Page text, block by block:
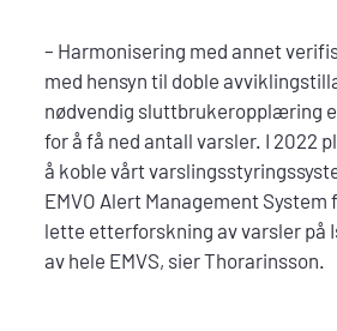
– Harmonisering med annet
med hensyn til doble
nødvendig sluttbrukeropplæring
for å få ned antall varsler. I 2022
å koble vårt
EMVO Alert Management
lette etterforskning av varsler på
av hele EMVS, sier Thorarinsson.